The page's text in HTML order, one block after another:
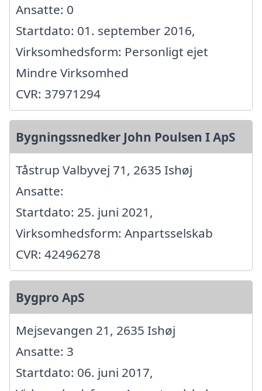
Ansatte: 0
Startdato: 01. september 2016,
Virksomhedsform: Personligt ejet
Mindre Virksomhed
CVR: 37971294
Bygningssnedker John Poulsen I ApS
Tåstrup Valbyvej 71, 2635 Ishøj
Ansatte:
Startdato: 25. juni 2021,
Virksomhedsform: Anpartsselskab
CVR: 42496278
Bygpro ApS
Mejsevangen 21, 2635 Ishøj
Ansatte: 3
Startdato: 06. juni 2017,